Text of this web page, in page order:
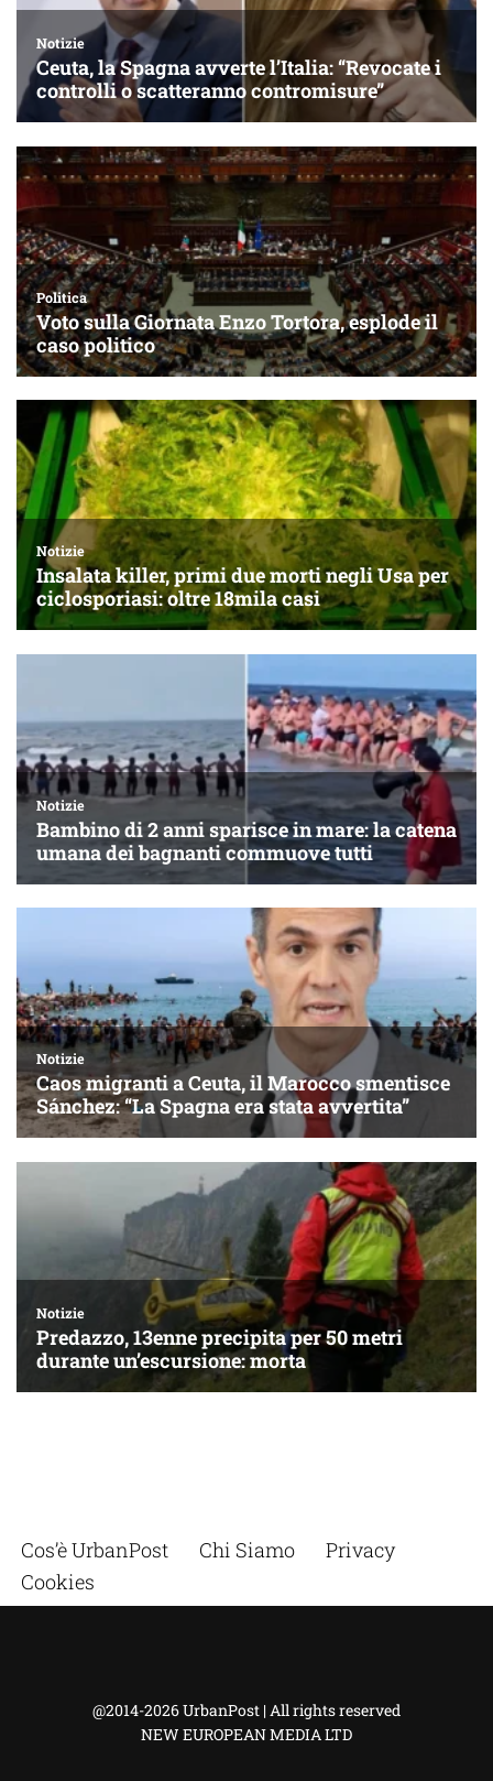
Cos’è UrbanPost Chi Siamo
Privacy
Cookies
@2014-2026 UrbanPost | All rights reserved
NEW EUROPEAN MEDIA LTD